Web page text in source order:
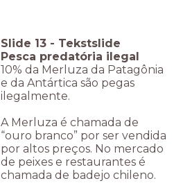
Slide 13 - Tekstslide
Pesca predatória ilegal
10% da Merluza da Patagônia
e da Antártica são pegas
ilegalmente.
A Merluza é chamada de
“ouro branco” por ser vendida
por altos preços. No mercado
de peixes e restaurantes é
chamada de badejo chileno.